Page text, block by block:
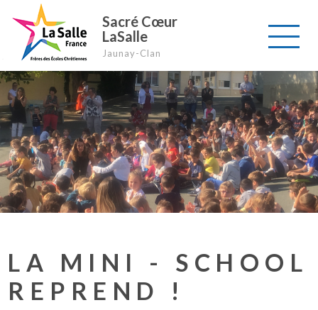
Sacré Cœur
LaSalle
Jaunay-Clan
LA MINI - SCHOOL
REPREND !